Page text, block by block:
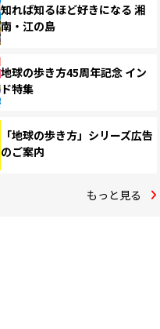
知れば知るほど好きになる 湘
南・江の島
地球の歩き方45周年記念 イン
ド特集
「地球の歩き方」シリーズ広告
のご案内
もっと見る